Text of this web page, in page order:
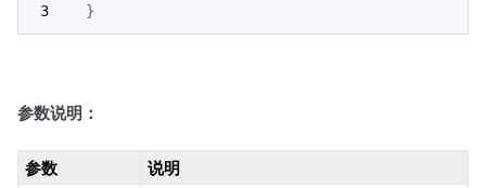
}
参数说明：
参数 说明